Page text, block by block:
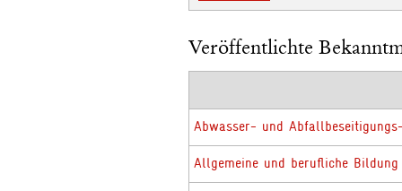
Veröffentlichte
Abwasser- und
Allgemeine und berufliche Bildung